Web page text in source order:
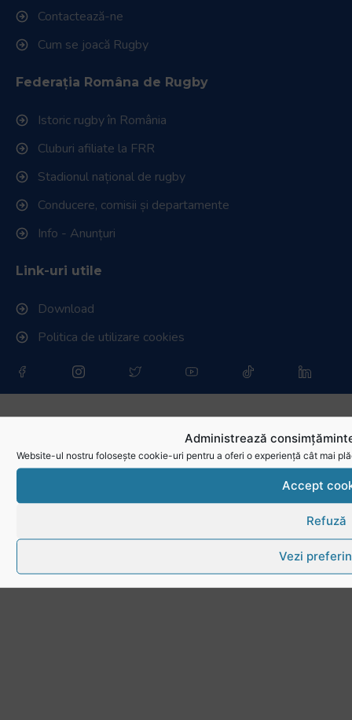
Administrează
Website-ul nostru folosește cookie-uri pentru a oferi o experiență cât mai
Accept
Refuză
Vezi
Contactează-ne
Cum se joacă Rugby
Federația Româna de Rugby
Istoric rugby în România
Cluburi afiliate la FRR
Stadionul național de rugby
Conducere, comisii și departamente
Info - Anunțuri
Link-uri utile
Download
Politica de utilizare cookies